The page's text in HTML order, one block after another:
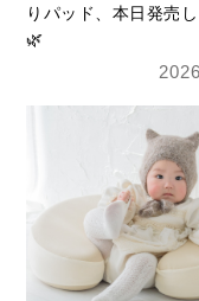
りパッド、本日発売
🌿